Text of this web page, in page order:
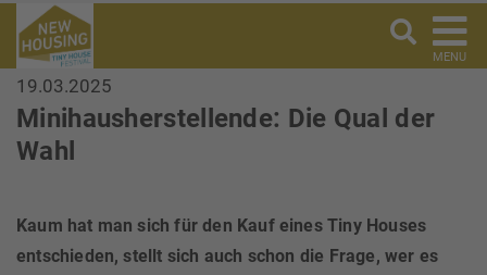
MENU
19.03.2025
Minihausherstellende: Die Qual der
Wahl
Kaum hat man sich für den Kauf eines Tiny Houses
entschieden, stellt sich auch schon die Frage, wer es